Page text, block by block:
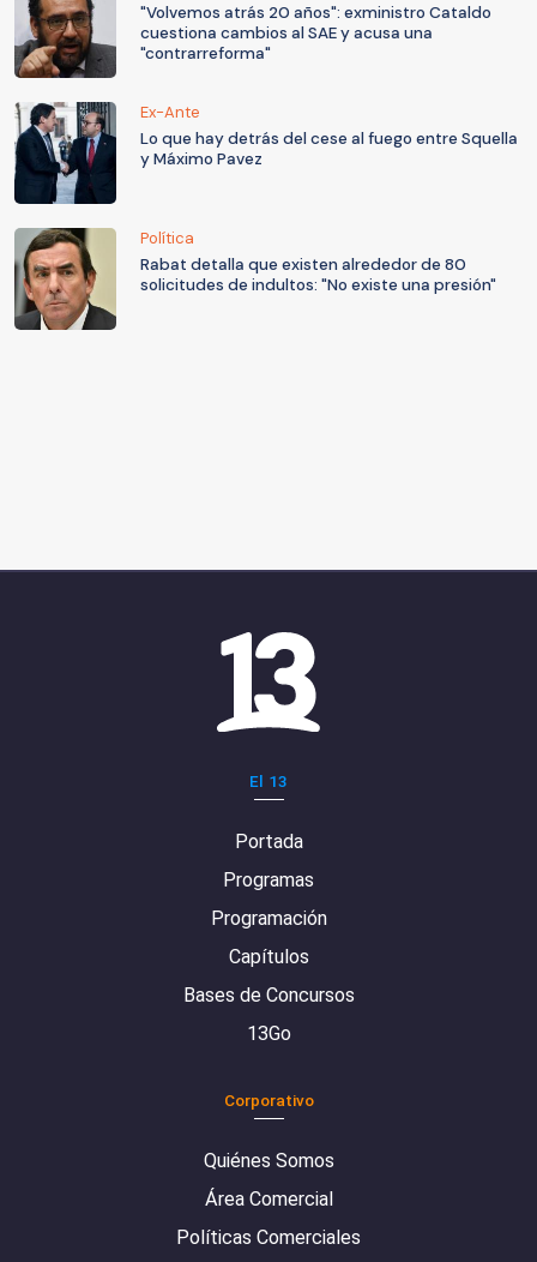
"Volvemos atrás 20 años": exministro Cataldo
cuestiona cambios al SAE y acusa una
"contrarreforma"
Ex-Ante
Lo que hay detrás del cese al fuego entre Squella
y Máximo Pavez
Política
Rabat detalla que existen alrededor de 80
solicitudes de indultos: "No existe una presión"
El 13
Portada
Programas
Programación
Capítulos
Bases de Concursos
13Go
Corporativo
Quiénes Somos
Área Comercial
Políticas Comerciales